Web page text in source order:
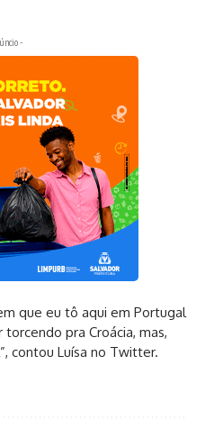
-
que eu tô aqui em Portugal
pra Croácia, mas,
contou Luísa no Twitter.